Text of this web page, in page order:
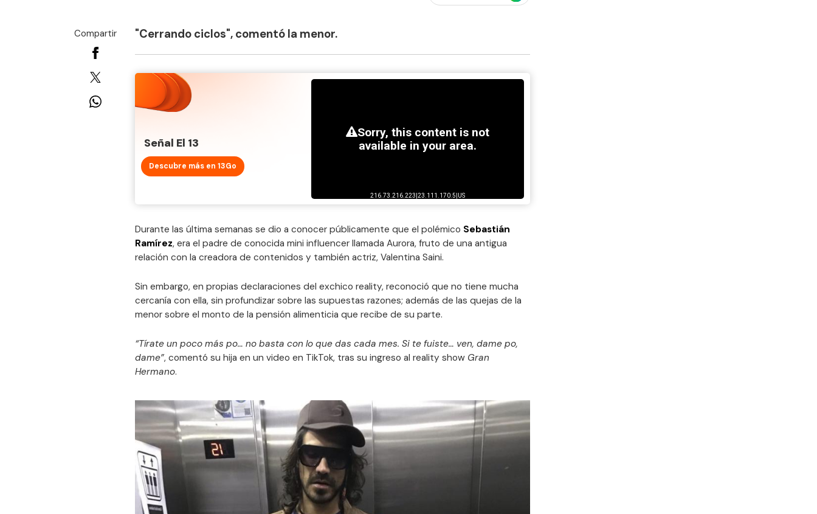
Compartir "Cerrando ciclos", comentó la menor.
Señal El 13
Descubre más en 13Go
Durante las última semanas se dio a conocer públicamente que el polémico Sebastián
Ramírez, era el padre de conocida mini influencer llamada Aurora, fruto de una antigua
relación con la creadora de contenidos y también actriz, Valentina Saini.
Sin embargo, en propias declaraciones del exchico reality, reconoció que no tiene mucha
cercanía con ella, sin profundizar sobre las supuestas razones; además de las quejas de la
menor sobre el monto de la pensión alimenticia que recibe de su parte.
“Tírate un poco más po… no basta con lo que das cada mes. Si te fuiste… ven, dame po,
dame”, comentó su hija en un video en TikTok, tras su ingreso al reality show Gran
Hermano.